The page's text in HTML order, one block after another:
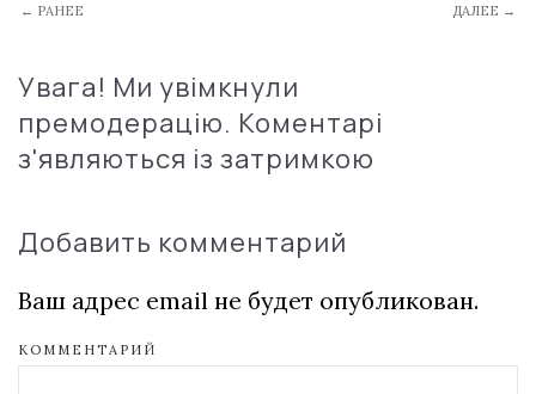
← РАНЕЕ ДАЛЕЕ →
Увага! Ми увімкнули
премодерацію. Коментарі
з'являються із затримкою
Добавить комментарий
Ваш адрес email не будет опубликован.
КОММЕНТАРИЙ